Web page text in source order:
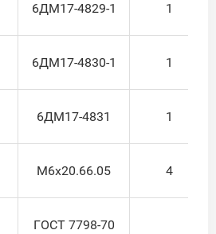
6ДМ17-4829-1 1
6ДМ17-4830-1 1
6ДМ17-4831 1
М6х20.66.05 4
ГОСТ 7798-70